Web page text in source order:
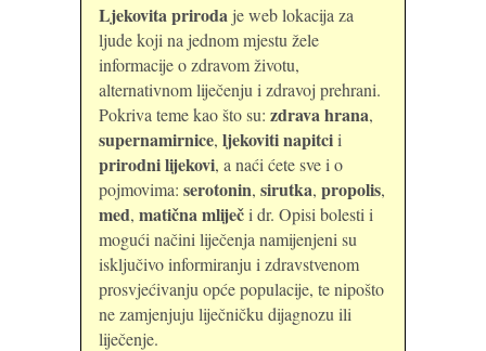
Ljekovita priroda je web lokacija za
ljude koji na jednom mjestu žele
informacije o zdravom životu,
alternativnom liječenju i zdravoj prehrani.
Pokriva teme kao što su: zdrava hrana,
supernamirnice, ljekoviti napitcii
prirodni lijekovi, a naći ćete sve i o
pojmovima: serotonin, sirutka, propolis,
med, matična mliječi dr. Opisi bolesti i
mogući načini liječenja namijenjeni su
isključivo informiranju i zdravstvenom
prosvjećivanju opće populacije, te nipošto
ne zamjenjuju liječničku dijagnozu ili
liječenje.